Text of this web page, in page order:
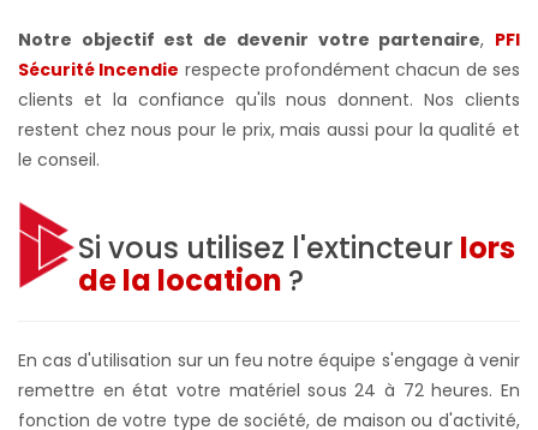
Notre objectif est de devenir votre partenaire, PFI
Sécurité Incendie respecte profondément chacun de ses
clients et la confiance qu'ils nous donnent. Nos clients
restent chez nous pour le prix, mais aussi pour la qualité et
le conseil.
Si vous utilisez l'extincteur lors
de la location ?
En cas d'utilisation sur un feu notre équipe s'engage à venir
remettre en état votre matériel sous 24 à 72 heures. En
fonction de votre type de société, de maison ou d'activité,